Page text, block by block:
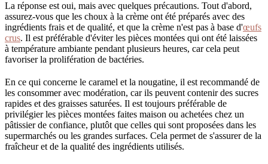
La réponse est oui, mais avec quelques précautions. Tout d'abord,
assurez-vous que les choux à la crème ont été préparés avec des
ingrédients frais et de qualité, et que la crème n'est pas à base d'œufs
crus. Il est préférable d'éviter les pièces montées qui ont été laissées
à température ambiante pendant plusieurs heures, car cela peut
favoriser la prolifération de bactéries.
En ce qui concerne le caramel et la nougatine, il est recommandé de
les consommer avec modération, car ils peuvent contenir des sucres
rapides et des graisses saturées. Il est toujours préférable de
privilégier les pièces montées faites maison ou achetées chez un
pâtissier de confiance, plutôt que celles qui sont proposées dans les
supermarchés ou les grandes surfaces. Cela permet de s'assurer de la
fraîcheur et de la qualité des ingrédients utilisés.